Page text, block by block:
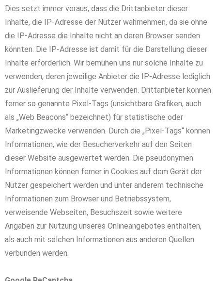
Dies setzt immer voraus, dass die Drittanbieter dieser
Inhalte, die IP-Adresse der Nutzer wahrnehmen, da sie ohne
die IP-Adresse die Inhalte nicht an deren Browser senden
könnten. Die IP-Adresse ist damit für die Darstellung dieser
Inhalte erforderlich. Wir bemühen uns nur solche Inhalte zu
verwenden, deren jeweilige Anbieter die IP-Adresse lediglich
zur Auslieferung der Inhalte verwenden. Drittanbieter können
ferner so genannte Pixel-Tags (unsichtbare Grafiken, auch
als „Web Beacons“ bezeichnet) für statistische oder
Marketingzwecke verwenden. Durch die „Pixel-Tags“ können
Informationen, wie der Besucherverkehr auf den Seiten
dieser Website ausgewertet werden. Die pseudonymen
Informationen können ferner in Cookies auf dem Gerät der
Nutzer gespeichert werden und unter anderem technische
Informationen zum Browser und Betriebssystem,
verweisende Webseiten, Besuchszeit sowie weitere
Angaben zur Nutzung unseres Onlineangebotes enthalten,
als auch mit solchen Informationen aus anderen Quellen
verbunden werden.